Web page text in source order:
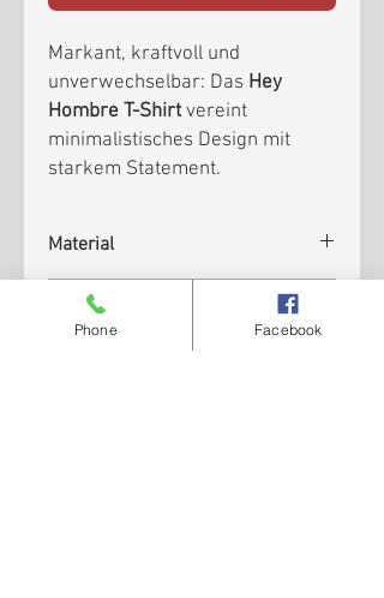
Markant, kraftvoll und
unverwechselbar: Das Hey
Hombre T-Shirtvereint
minimalistisches Design mit
starkem Statement.
Material
100% Baumwolle
Preise inkl. MwSt. zzgl.
Versandkosten
Phone Facebook